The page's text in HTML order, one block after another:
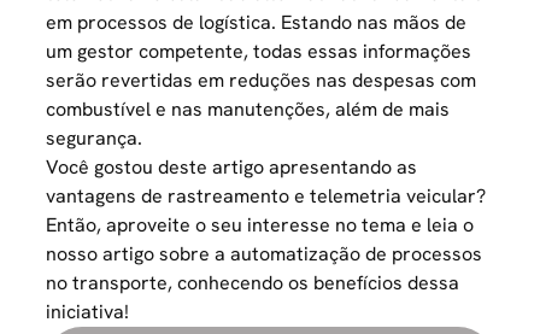
em processos de logística. Estando nas mãos de
um gestor competente, todas essas informações
serão revertidas em reduções nas despesas com
combustívele nas manutenções, além de mais
segurança.
Você gostou deste artigo apresentando as
vantagens de rastreamento e telemetria veicular?
Então, aproveite o seu interesse no tema e leia o
nosso artigo sobre aautomatização de processos
no transporte, conhecendo os benefícios dessa
iniciativa!